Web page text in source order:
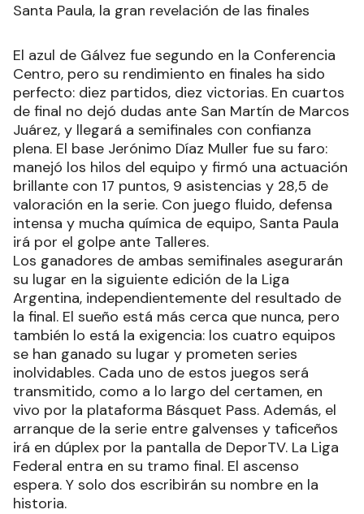
Santa Paula, la gran revelación de las finales
El azul de Gálvez fue segundo en la Conferencia
Centro, pero su rendimiento en finales ha sido
perfecto: diez partidos, diez victorias. En cuartos
de final no dejó dudas ante San Martín de Marcos
Juárez, y llegará a semifinales con confianza
plena. El base Jerónimo Díaz Muller fue su faro:
manejó los hilos del equipo y firmó una actuación
brillante con 17 puntos, 9 asistencias y 28,5 de
valoración en la serie. Con juego fluido, defensa
intensa y mucha química de equipo, Santa Paula
irá por el golpe ante Talleres.
Los ganadores de ambas semifinales asegurarán
su lugar en la siguiente edición de la Liga
Argentina, independientemente del resultado de
la final. El sueño está más cerca que nunca, pero
también lo está la exigencia: los cuatro equipos
se han ganado su lugar y prometen series
inolvidables. Cada uno de estos juegos será
transmitido, como a lo largo del certamen, en
vivo por la plataforma Básquet Pass. Además, el
arranque de la serie entre galvenses y taficeños
irá en dúplex por la pantalla de DeporTV. La Liga
Federal entra en su tramo final. El ascenso
espera. Y solo dos escribirán su nombre en la
historia.